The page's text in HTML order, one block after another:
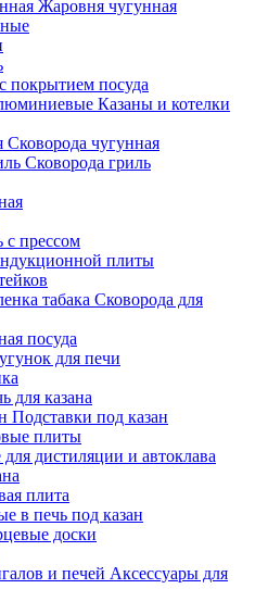
Жаровня чугунная
покрытием посуда
Казаны и котелки
Сковорода чугунная
Сковорода гриль
с прессом
плиты
Сковорода для
посуда
для печи
для казана
Подставки под казан
плиты
дистиляции и автоклава
плита
в печь под казан
доски
Аксессуары для